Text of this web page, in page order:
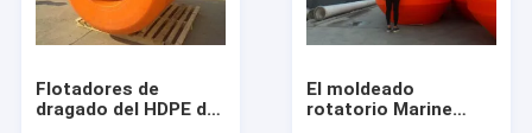
Espectáculo VR
Flotadores de
dragado del HDPE de
El moldeado
rotatorio Marine